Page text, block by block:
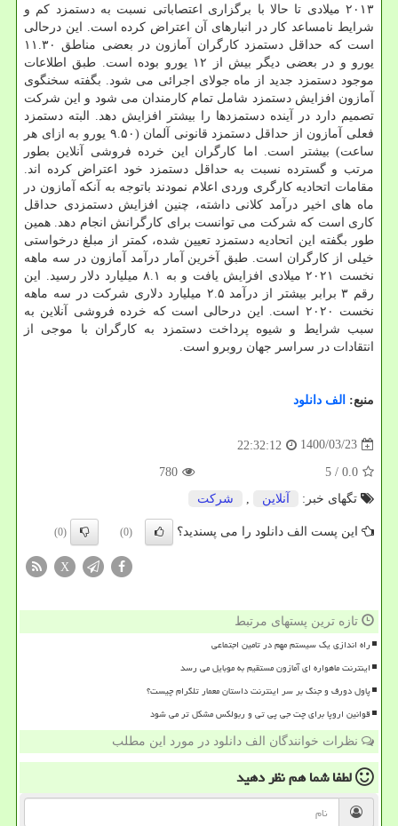
۲۰۱۳ میلادی تا حالا با برگزاری اعتصاباتی نسبت به دستمزد کم و
شرایط نامساعد کار در انبارهای آن اعتراض کرده است. این درحالی
است که حداقل دستمزد کارگران آمازون در بعضی مناطق ۱۱.۳۰
یورو و در بعضی دیگر بیش از ۱۲ یورو بوده است. طبق اطلاعات
موجود دستمزد جدید از ماه جولای اجرائی می شود. بگفته سخنگوی
آمازون افزایش دستمزد شامل تمام کارمندان می شود و این شرکت
تصمیم دارد در آینده دستمزدها را بیشتر افزایش دهد. البته دستمزد
فعلی آمازون از حداقل دستمزد قانونی آلمان (۹.۵۰ یورو به ازای هر
ساعت) بیشتر است. اما کارگران این خرده فروشی آنلاین بطور
مرتب و گسترده نسبت به حداقل دستمزد خود اعتراض کرده اند.
مقامات اتحادیه کارگری وردی اعلام نمودند باتوجه به آنکه آمازون در
ماه های اخیر درآمد کلانی داشته، چنین افزایش دستمزدی حداقل
کاری است که شرکت می توانست برای کارگرانش انجام دهد. همین
طور بگفته این اتحادیه دستمزد تعیین شده، کمتر از مبلغ درخواستی
خیلی از کارگران است. طبق آخرین آمار درآمد آمازون در سه ماهه
نخست ۲۰۲۱ میلادی افزایش یافت و به ۸.۱ میلیارد دلار رسید. این
رقم ۳ برابر بیشتر از درآمد ۲.۵ میلیارد دلاری شرکت در سه ماهه
نخست ۲۰۲۰ است. این درحالی است که خرده فروشی آنلاین به
سبب شرایط و شیوه پرداخت دستمزد به کارگران با موجی از
انتقادات در سراسر جهان روبرو است.
منبع: الف دانلود
1400/03/23
22:32:12
0.0
/ 5
780
تگهای خبر:
آنلاین , شركت
این پست الف دانلود را می پسندید؟ (0)
(0)
X
تازه ترین پستهای مرتبط
راه اندازی یک سیستم مهم در تامین اجتماعی
اینترنت ماهواره ای آمازون مستقیم به موبایل می رسد
پاول دورف و جنگ بر سر اینترنت داستان معمار تلگرام چیست؟
قوانین اروپا برای چت جی پی تی و ربولکس مشکل تر می شود
نظرات خوانندگان الف دانلود در مورد این مطلب
لطفا شما همنظر دهید